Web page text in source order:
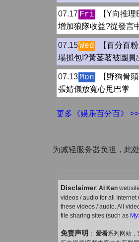
07.17 Fri
【Y向推
增加狼隊收益?從發言
07.15Wed
【百分百
場抓包!?黃莑茗被團員
07.13 Mon
【野狗骨
張婧儀放寬心甩巴掌
更多《娱乐百分百》
为减轻服务器负担，此
Disclaimer: AI Kan
videos / audio for all
these videos / audio. All
file sharing sites (such as
免责声明 ： 爱看系列网站